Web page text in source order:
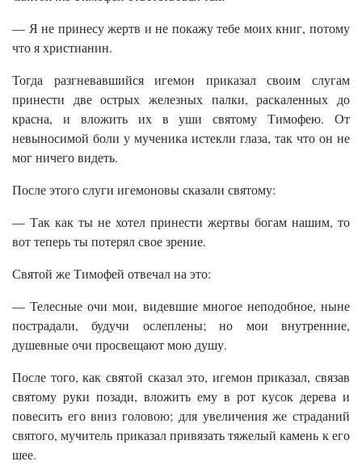
— Я не принесу жертв и не покажу тебе моих книг, потому
что я христианин.
Тогда разгневавшийся игемон приказал своим слугам
принести две острых железных палки, раскаленных до
красна, и вложить их в уши святому Тимофею. От
невыносимой боли у мученика истекли глаза, так что он не
мог ничего видеть.
После этого слуги игемоновы сказали святому:
— Так как ты не хотел принести жертвы богам нашим, то
вот теперь ты потерял свое зрение.
Святой же Тимофей отвечал на это:
— Телесные очи мои, видевшие многое неподобное, ныне
пострадали, будучи ослеплены; но мои внутренние,
душевные очи просвещают мою душу.
После того, как святой сказал это, игемон приказал, связав
святому руки позади, вложить ему в рот кусок дерева и
повесить его вниз головою; для увеличения же страданий
святого, мучитель приказал привязать тяжелый камень к его
шее.